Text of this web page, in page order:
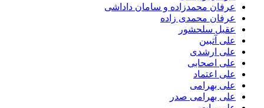
عرفان محمدزاده و سامان داداشی
عرفان محمدی زاده
عقیل سلحشور
علی آتبین
علی ارشدی
علی اصحابی
علی اعتماد
علی بهرامی
علی بهرامی صدر